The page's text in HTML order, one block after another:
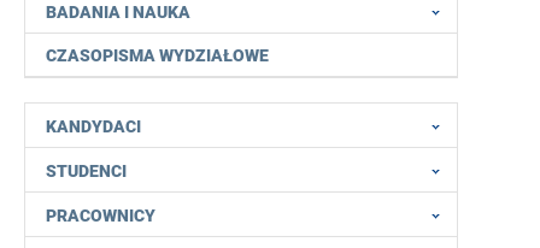
BADANIA I NAUKA
CZASOPISMA WYDZIAŁOWE
KANDYDACI
STUDENCI
PRACOWNICY